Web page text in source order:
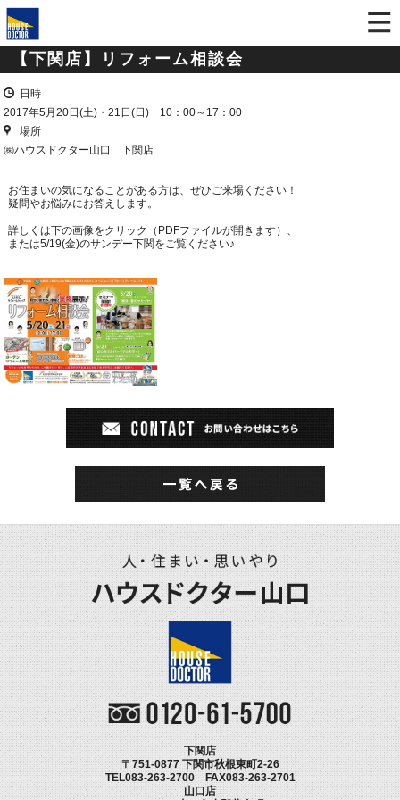
【下関店】リフォーム相談会
日時
2017年5月20日(土)・21日(日) 10：00～17：00
場所
㈱ハウスドクター山口 下関店
お住まいの気になることがある方は、ぜひご来場ください！
疑問やお悩みにお答えします。
詳しくは下の画像をクリック（PDFファイルが開きます）、
または5/19(金)のサンデー下関をご覧ください♪
下関店
〒751-0877 下関市秋根東町2-26
TEL083-263-2700 FAX083-263-2701
山口店